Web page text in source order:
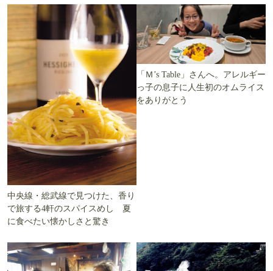
中央線・総武線で見つけた、香り
で旅する4軒のスパイスめし 夏
に食べたい懐かしさと驚き
「Ｍ’s Table」さんへ。アレルギー
っ子の息子に人生初のオムライス
をありがとう